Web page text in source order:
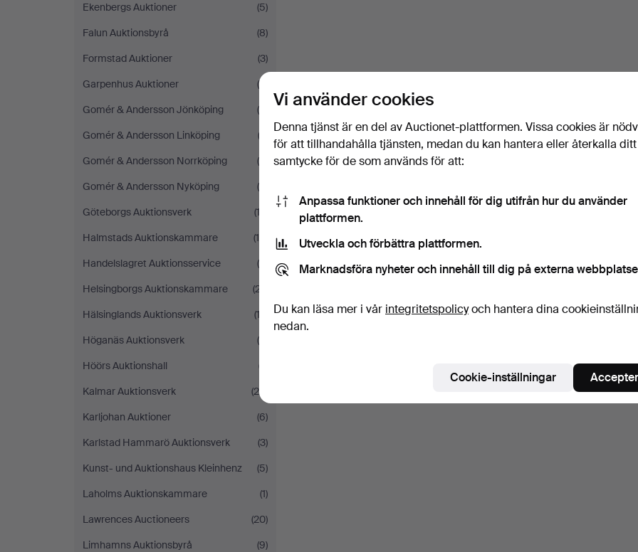
Ekenbergs Auktioner
(5)
Falun Auktionsbyrå
(8)
Formstad Auktioner
(3)
Garpenhus Auktioner
(5)
Gomér & Andersson Jönköping
(9)
Gomér & Andersson Linköping
(3)
Gomér & Andersson Norrköping
(5)
Gomér & Andersson Nyköping
(4)
Göteborgs Auktionsverk
(12)
Halmstads Auktionskammare
(14)
Handelslagret Auktionsservice
(8)
Helsingborgs Auktionskammare
(27)
Hälsinglands Auktionsverk
(12)
Höganäs Auktionsverk
(5)
Höörs Auktionshall
(7)
Kalmar Auktionsverk
(20)
Karljohan Auktioner
(6)
Karlstad Hammarö Auktionsverk
(3)
Kunst- und Auktionshaus Kleinhenz
(5)
Laholms Auktionskammare
(1)
Lawrences Auctioneers
(20)
Limhamns Auktionsbyrå
(9)
Vi använder cookies
Denna tjänst är en del av Auctionet-plattformen. Vissa cookies är
för att tillhandahålla tjänsten, medan du kan hantera eller återkalla ditt
samtycke för de som används för att:
Anpassa funktioner och innehåll för dig utifrån hur du använder
plattformen.
Utveckla och förbättra plattformen.
Marknadsföra nyheter och innehåll till dig på externa
Du kan läsa mer i vår integritetspolicyoch hantera dina
nedan.
Cookie-inställningar